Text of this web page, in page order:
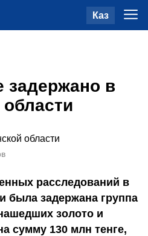
Каз
задержано в
расследований в
была задержана группа
золото и
сумму 130 млн тенге,